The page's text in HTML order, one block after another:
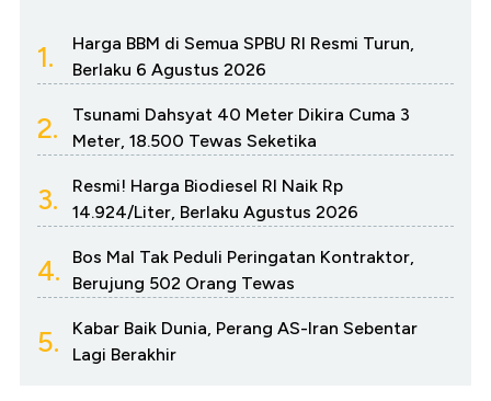
1.
Harga BBM di Semua SPBU RI Resmi Turun,
Berlaku 6 Agustus 2026
2.
Tsunami Dahsyat 40 Meter Dikira Cuma 3
Meter, 18.500 Tewas Seketika
3.
Resmi! Harga Biodiesel RI Naik Rp
14.924/Liter, Berlaku Agustus 2026
4.
Bos Mal Tak Peduli Peringatan Kontraktor,
Berujung 502 Orang Tewas
5.
Kabar Baik Dunia, Perang AS-Iran Sebentar
Lagi Berakhir